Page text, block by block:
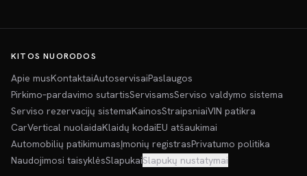
KITOS NUORODOS
Apie musKontaktaiAutoservisaiPaslaugos
Pirkimo–pardavimo sutartisServisamsServiso valdymo sistema
Serviso rezervacijų sistemaKainosStraipsniaiVIN patikra
CarVertical nuolaidaKlaidų kodaiEU atšaukimai
Automobilių patikimumasĮmonių registrasPrivatumo politika
Naudojimosi taisyklėsSlapukaiSlapukų nustatymai